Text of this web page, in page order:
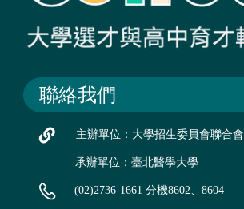
聯絡我們
主辦單位：大學招生委員會聯合會
承辦單位：臺北醫學大學
(02)2736-1661 分機8602、8604